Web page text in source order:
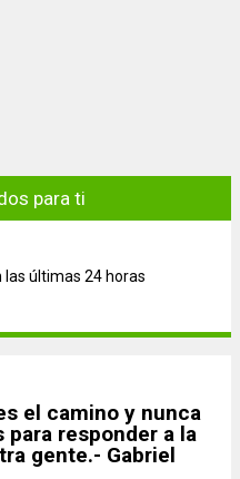
para ti
las últimas 24 horas
el camino y nunca
para responder a la
gente.- Gabriel